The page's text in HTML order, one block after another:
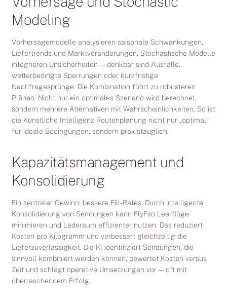
Modeling
Vorhersagemodelle analysieren saisonale Schwankungen,
Liefertrends und Marktveränderungen. Stochastische Modelle
integrieren Unsicherheiten — denkbar sind Ausfälle,
wetterbedingte Sperrungen oder kurzfristige
Nachfragesprünge. Die Kombination führt zu robusteren
Plänen: Nicht nur ein optimales Szenario wird berechnet,
sondern mehrere Alternativen mit Wahrscheinlichkeiten. So ist
die Künstliche Intelligenz Routenplanung nicht nur „optimal“
für ideale Bedingungen, sondern praxistauglich.
Kapazitätsmanagement und
Konsolidierung
Ein zentraler Gewinn: bessere Fill-Rates. Durch intelligente
Konsolidierung von Sendungen kann FlyFso Leerflüge
minimieren und Laderaum effizienter nutzen. Das reduziert
Kosten pro Kilogramm und verbessert gleichzeitig die
Lieferzuverlässigkeit. Die KI identifiziert Sendungen, die
sinnvoll kombiniert werden können, bewertet Kosten versus
Zeit und schlägt operative Umsetzungen vor — oft mit
überraschendem Erfolg.